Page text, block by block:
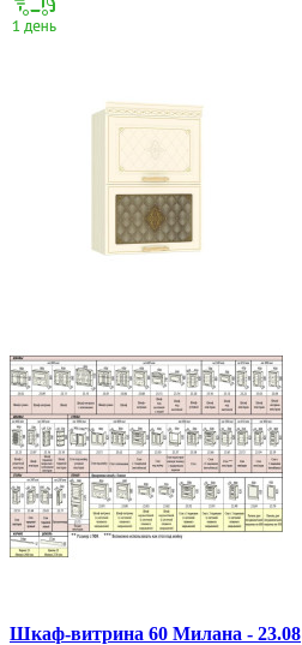
Шкаф-витрина 60 Милана - 23.08